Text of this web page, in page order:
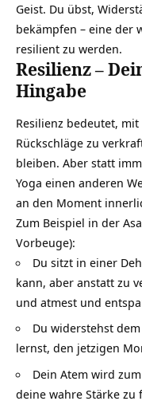
Geist. Du übst,
bekämpfen – eine der
resilient zu werden.
Resilienz –
Hingabe
Resilienz bedeutet,
Rückschläge zu
bleiben. Aber statt
Yoga einen anderen
an den Moment
Zum Beispiel in der
Vorbeuge):
Du sitzt in einer
kann, aber anstatt zu
und atmest und
Du widerstehst
lernst, den jetzigen
Dein Atem wird
deine wahre Stärke zu